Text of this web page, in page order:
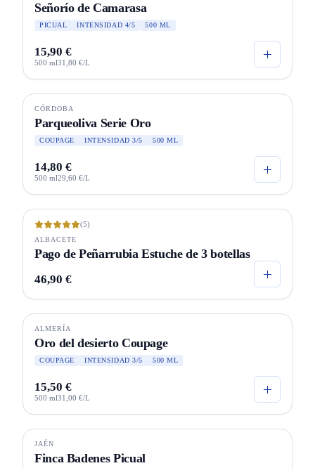
Señorío de Camarasa
PICUAL INTENSIDAD 4/5 500 ML
15,90 €
500 ml31,80 €/L
SELECCIÓN
Agotado
CÓRDOBA
Parqueoliva Serie Oro
COUPAGE INTENSIDAD 3/5 500 ML
14,80 €
500 ml29,60 €/L
(5)
ALBACETE
Pago de Peñarrubia Estuche de 3 botellas
46,90 €
SELECCIÓN
ALMERÍA
Oro del desierto Coupage
COUPAGE INTENSIDAD 3/5 500 ML
15,50 €
500 ml31,00 €/L
SELECCIÓN
JAÉN
Finca Badenes Picual